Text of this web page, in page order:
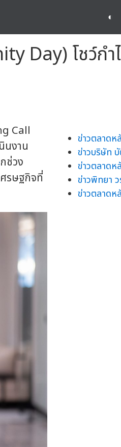
◐
Day) โชว์กำ
Call
นงาน
ช่วง
รษฐกิจที่
ข่าวตลาดห
ข่าวบริษัท
ข่าวตลาดห
ข่าวพิทยา
ข่าวตลาด